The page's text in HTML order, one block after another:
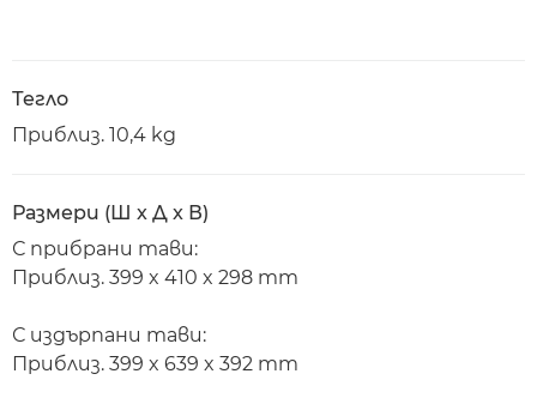
Тегло
Приблиз. 10,4 kg
Размери (Ш x Д x В)
С прибрани тави:
Приблиз. 399 x 410 x 298 mm
С издърпани тави:
Приблиз. 399 x 639 x 392 mm